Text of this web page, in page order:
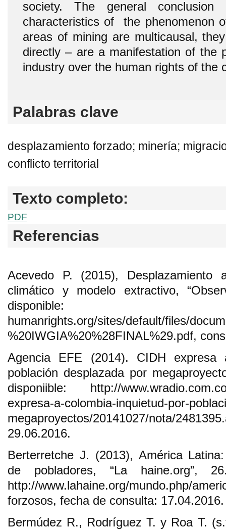
society. The general
characteristics of the phenomenon
areas of mining are multicausal,
directly – are a manifestation of the
industry over the human rights of the
Palabras clave
desplazamiento forzado; minería;
conflicto territorial
Texto completo:
PDF
Referencias
Acevedo P. (2015), Desplazamiento
climático y modelo extractivo,
disponible:
humanrights.org/sites/default/files/
%20IWGIA%20%28FINAL%29.pdf,
Agencia EFE (2014). CIDH expresa
población desplazada por
disponiible: http://
expresa-a-colombia-inquietud-por-
megaproyectos/20141027/nota/
29.06.2016.
Berterretche J. (2013), América
de pobladores, “La haine.org”,
http://www.lahaine.org/mundo.php/
forzosos, fecha de consulta: 17.04.2016.
Bermúdez R., Rodríguez T. y Roa T.